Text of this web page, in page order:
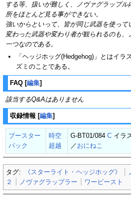
する等、扱いが難しく、ノヴァグラップ
所をほとんど見る事ができない。
強いからといって、皆が同じ武器を使って
変わった武器や変わり者が観られるのも
一つなのである。
「ヘッジホッグ(Hedgehog)」とはイ
ズミのことである。
FAQ [編集]
該当するQ&Aはありません
収録情報 [編集]
ブースター
パック
時空
超越
G-BT01/084 C イラ
／ おにねこ
タグ: 《スターライト・ヘッジホッグ》
２
ノヴァグラップラー ワービースト